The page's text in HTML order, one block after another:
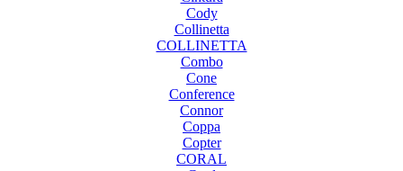
Cody
Collinetta
COLLINETTA
Combo
Cone
Conference
Connor
Coppa
Copter
CORAL